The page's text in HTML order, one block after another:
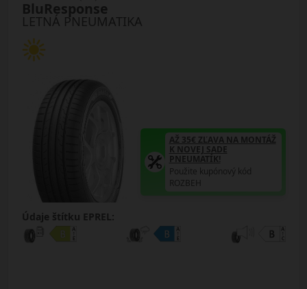
LETNÁ PNEUMATIKA
BluResponse
AŽ 35€ ZĽAVA NA MONTÁŽ
K NOVEJ SADE
PNEUMATÍK!
Použite kupónový kód
ROZBEH
Údaje štítku EPREL: